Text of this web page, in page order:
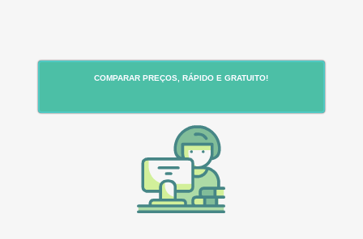
COMPARAR PREÇOS, RÁPIDO E GRATUITO!